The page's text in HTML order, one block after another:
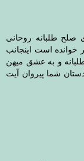
طلبانه روحانی
خوانده است اینجانب
و به عشق میهن
شما پیروان آیت